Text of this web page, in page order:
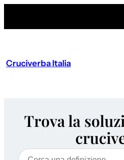
Cruciverba Italia
Trova la
Cerca